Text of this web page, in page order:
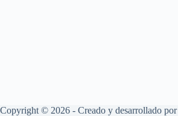
Copyright © 2026 - Creado y desarrollado por